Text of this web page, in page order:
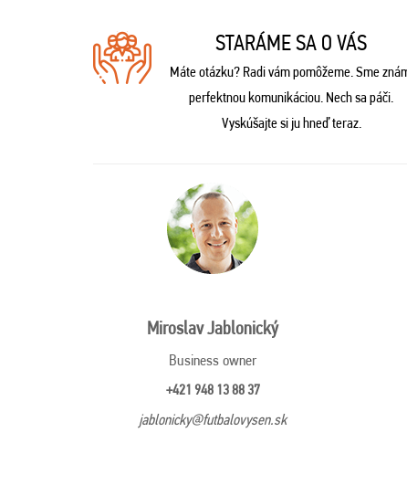
STARÁME SA O VÁS
Máte otázku? Radi vám pomôžeme. Sme
perfektnou komunikáciou. Nech sa páči.
Vyskúšajte si ju hneď teraz.
Miroslav Jablonický
Business owner
+421 948 13 88 37
jablonicky@futbalovysen.sk